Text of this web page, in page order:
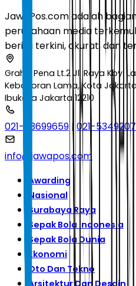
JawaPos.com adalah
perusahaan media
berita terkini, akurat, dan
Graha Pena Lt.2 Jl. Raya Kby.
Kebayoran Lama, Kota
Ibukota Jakarta 12210
021-53699659 | 021-5349207
info@jawapos.com
Awarding
Nasional
Surabaya Raya
Sepak Bola Indonesia
Sepak Bola Dunia
Ekonomi
Oto Dan Tekno